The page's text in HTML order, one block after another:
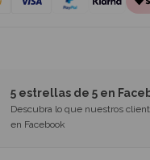
5 estrellas de 5 en
Descubra lo que nuestros
en Facebook